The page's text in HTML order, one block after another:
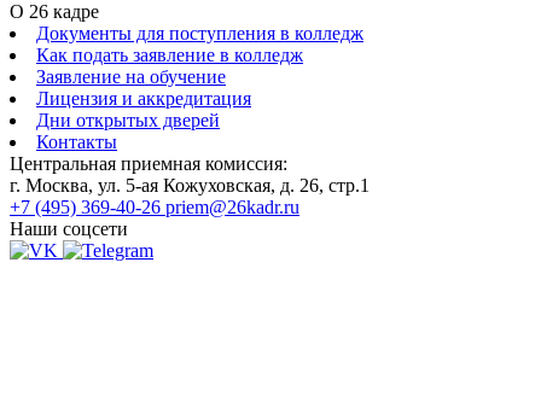
О 26 кадре
Документы для поступления в колледж
Как подать заявление в колледж
Заявление на обучение
Лицензия и аккредитация
Дни открытых дверей
Контакты
Центральная приемная комиссия:
г. Москва, ул. 5-ая Кожуховская, д. 26, стр.1
+7 (495) 369-40-26 priem@26kadr.ru
Наши соцсети